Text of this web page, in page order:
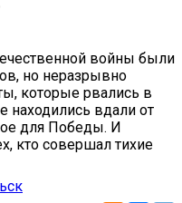
войны были
но неразрывно
которые рвались в
находились вдали от
для Победы. И
кто совершал тихие